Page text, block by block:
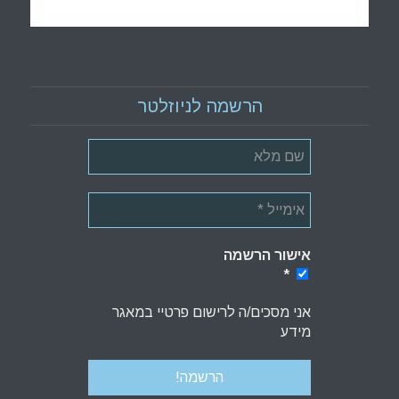
הרשמה לניוזלטר
אישור הרשמה
*
אני מסכים/ה לרישום פרטיי במאגר
מידע